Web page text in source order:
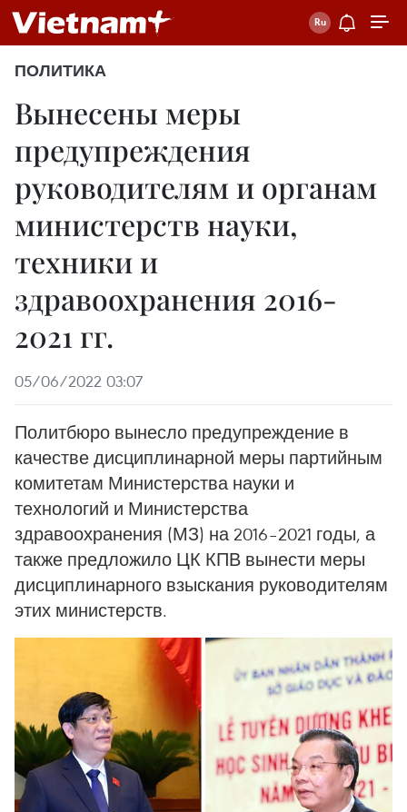
ПОЛИТИКА
Вынесены меры
предупреждения
руководителям и органам
министерств науки,
техники и
здравоохранения 2016-
2021 гг.
05/06/2022 03:07
Политбюро вынесло предупреждение в
качестве дисциплинарной меры партийным
комитетам Министерства науки и
технологий и Министерства
здравоохранения (МЗ) на 2016–2021 годы, а
также предложило ЦК КПВ вынести меры
дисциплинарного взыскания руководителям
этих министерств.